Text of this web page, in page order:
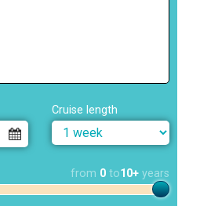
Cruise length
from 0 to10+ years